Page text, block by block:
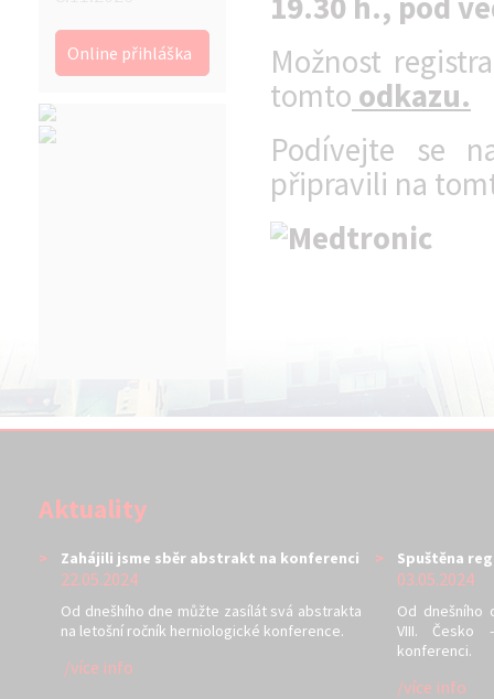
Online přihláška
Možnost
tomto odkazu.
Podívejte se
připravili na
Aktuality
Zahájili jsme sběr abstrakt na konferenci
22.05.2024
Od dnešhího dne můžte zasílát svá abstrakta
na letošní ročník herniologické konference.
/více info
Spuštěna
03.05.2024
Od dnešního
VIII. Česko
konferenci.
/více info